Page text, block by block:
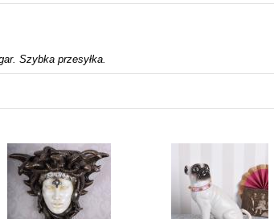
Szybka przesyłka.